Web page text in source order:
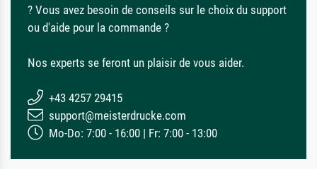
? Vous avez besoin de conseils sur le choix du support
ou d'aide pour la commande ?
Nos experts se feront un plaisir de vous aider.
+43 4257 29415
support@meisterdrucke.com
Mo-Do: 7:00 - 16:00 | Fr: 7:00 - 13:00